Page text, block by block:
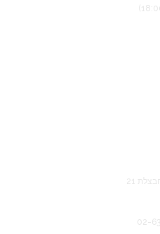
21